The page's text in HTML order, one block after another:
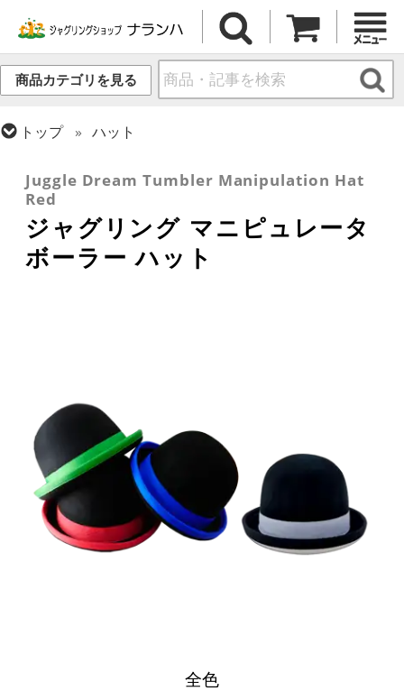
商品カテゴリを見る
トップ
ハット
Juggle Dream Tumbler Manipulation Hat
Red
ジャグリング マニピュレータ
ボーラー ハット
全色